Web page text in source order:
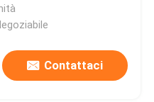
Contattaci